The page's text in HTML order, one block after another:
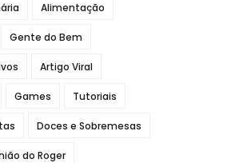
Alimentação
Gente do Bem
Artigo Viral
Games Tutoriais
Doces e Sobremesas
do Roger